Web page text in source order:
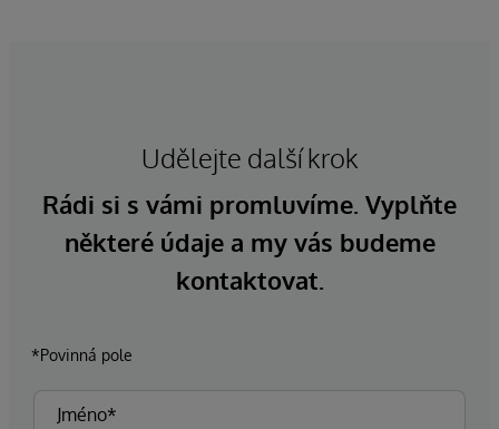
Udělejte další krok
Rádi si s vámi promluvíme. Vyplňte
některé údaje a my vás budeme
kontaktovat.
*Povinná pole